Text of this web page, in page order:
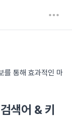
를 통해 효과적인 마
색어 & 키